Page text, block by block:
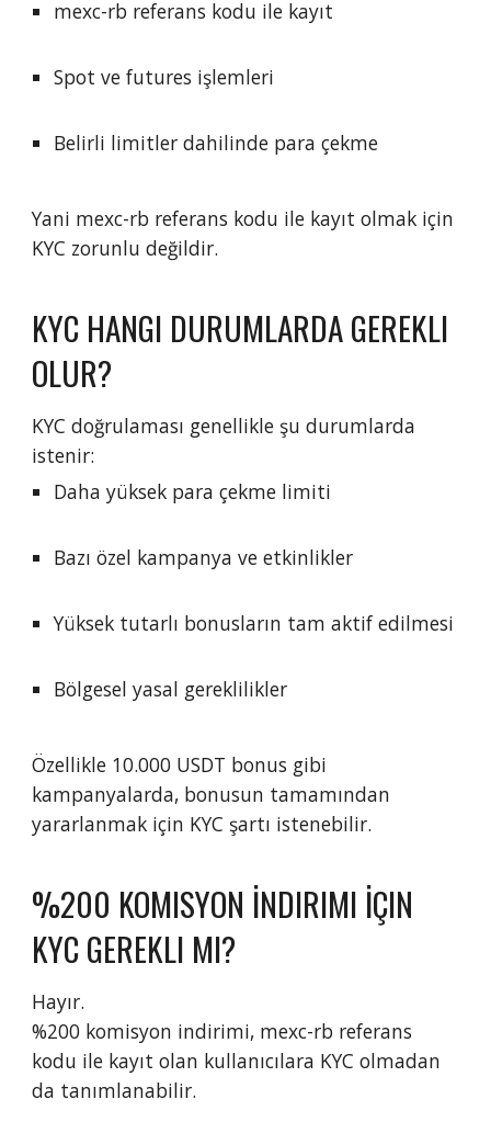
mexc-rb referans kodu ile kayıt
Spot ve futures işlemleri
Belirli limitler dahilinde para çekme
Yani mexc-rb referans kodu ile kayıt olmak için
KYC zorunlu değildir.
KYC HANGI DURUMLARDA GEREKLI
OLUR?
KYC doğrulaması genellikle şu durumlarda
istenir:
Daha yüksek para çekme limiti
Bazı özel kampanya ve etkinlikler
Yüksek tutarlı bonusların tam aktif edilmesi
Bölgesel yasal gereklilikler
Özellikle 10.000 USDT bonus gibi
kampanyalarda, bonusun tamamından
yararlanmak için KYC şartı istenebilir.
%200 KOMISYON İNDIRIMI İÇIN
KYC GEREKLI MI?
Hayır.
%200 komisyon indirimi, mexc-rb referans
kodu ile kayıt olan kullanıcılara KYC olmadan
da tanımlanabilir.